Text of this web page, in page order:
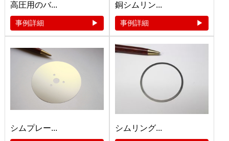
高圧用のバ...
事例詳細
銅シムリン...
事例詳細
シムプレー... シムリング...